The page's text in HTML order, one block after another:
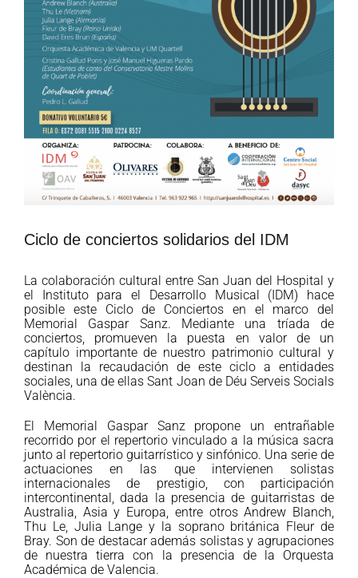
Ciclo de conciertos solidarios del IDM
La colaboración cultural entre San Juan del Hospital y
el Instituto para el Desarrollo Musical (IDM) hace
posible este Ciclo de Conciertos en el marco del
Memorial Gaspar Sanz. Mediante una tríada de
conciertos, promueven la puesta en valor de un
capítulo importante de nuestro patrimonio cultural y
destinan la recaudación de este ciclo a entidades
sociales, una de ellas Sant Joan de Déu Serveis Socials
València.
El Memorial Gaspar Sanz propone un entrañable
recorrido por el repertorio vinculado a la música sacra
junto al repertorio guitarrístico y sinfónico. Una serie de
actuaciones en las que intervienen solistas
internacionales de prestigio, con participación
intercontinental, dada la presencia de guitarristas de
Australia, Asia y Europa, entre otros Andrew Blanch,
Thu Le, Julia Lange y la soprano británica Fleur de
Bray. Son de destacar además solistas y agrupaciones
de nuestra tierra con la presencia de la Orquesta
Académica de Valencia.